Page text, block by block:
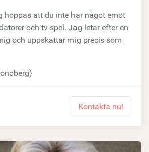
hoppas att du inte har något emot
och tv-spel. Jag letar efter en
och uppskattar mig precis som
Kontakta nu!